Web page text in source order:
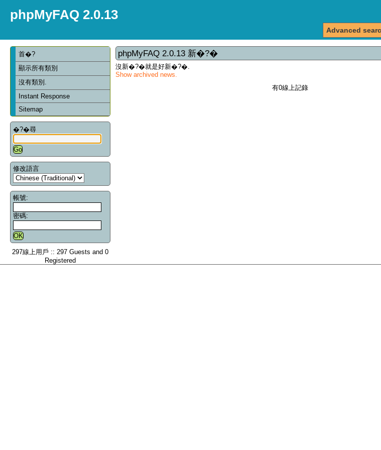
phpMyFAQ 2.0.13
Advanced
首�?
顯示所有類別
沒有類別.
Instant Response
Sitemap
�?�尋
修改語言
帳號:
密碼:
297線上用戶 :: 297 Guests and 0
Registered
phpMyFAQ 2.0.13 新�?�
沒新�?�就是好新�?�.
Show archived news.
有0線上記錄